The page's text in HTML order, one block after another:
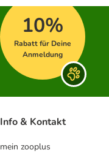
10%
Rabatt für Deine
Anmeldung
Info & Kontakt
mein zooplus